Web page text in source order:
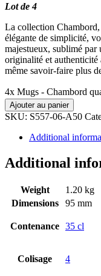
Lot de 4
La collection
élégante de simplicité,
majestueux, sublimé
originalité et authenticité
même savoir-faire plus
4x Mugs - Chambord
Ajouter au panier
SKU: S557-06-A50
Additional
Additional
Weight
1.20 kg
Dimensions
95 mm
Contenance 35 cl
Colisage 4